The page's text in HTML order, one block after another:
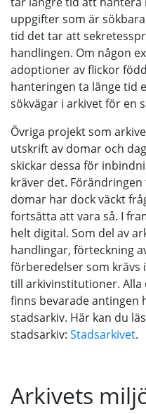
uppgifter som är
tid det tar att
handlingen. Om någon
adoptioner av flickor
hanteringen ta länge tid
sökvägar i arkivet för en
Övriga projekt som
utskrift av domar och
skickar dessa för
kräver det.
domar har dock väckt
fortsätta att vara så. I
helt digital. Som del av
handlingar, förteckning
förberedelser som krävs
till arkivinstitutioner.
finns bevarade antingen
stadsarkiv. Här kan du
stadsarkiv: Stadsarkivet.
Arkivets